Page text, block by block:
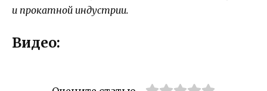
и прокатной индустрии.
Видео: